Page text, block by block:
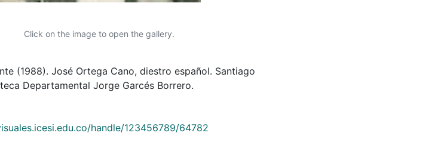
Click on the image to open the gallery.
(1988). José Ortega Cano, diestro español. Santiago
Departamental Jorge Garcés Borrero.
handle/123456789/64782